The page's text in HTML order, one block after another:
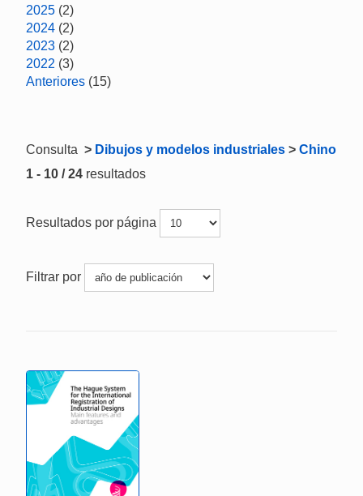
2025 (2)
2024 (2)
2023 (2)
2022 (3)
Anteriores (15)
Consulta > Dibujos y modelos industriales > Chino
1 - 10 / 24 resultados
Resultados por página
Filtrar por